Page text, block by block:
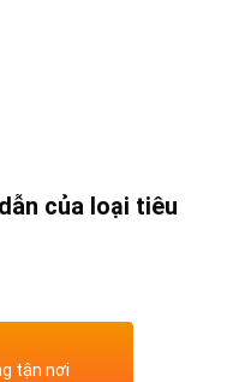
của loại tiêu
tận nơi